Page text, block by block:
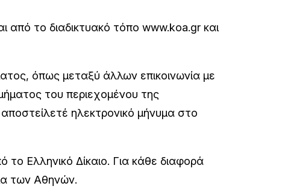
από το διαδικτυακό τόπο www.koa.gr και
όπως μεταξύ άλλων επικοινωνία με
του περιεχομένου της
ηλεκτρονικό μήνυμα στο
Ελληνικό Δίκαιο. Για κάθε διαφορά
των Αθηνών.